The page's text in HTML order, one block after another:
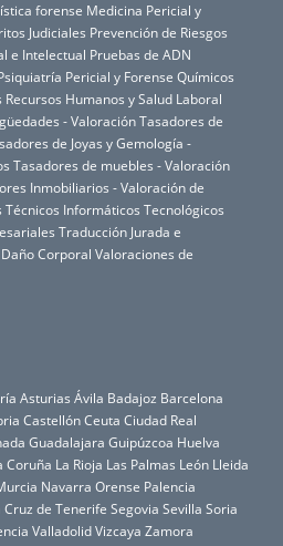
forense Medicina Pericial y
Judiciales Prevención de Riesgos
e Intelectual Pruebas de ADN
Pericial y Forense Químicos
Recursos Humanos y Salud Laboral
- ValoraciónTasadores de
de Joyas y Gemología -
Tasadores de muebles - Valoración
Inmobiliarios - Valoración de
Técnicos Informáticos Tecnológicos
Traducción Jurada e
Corporal Valoraciones de
Asturias Ávila Badajoz Barcelona
CastellónCeuta Ciudad Real
Guadalajara Guipúzcoa Huelva
Coruña La Rioja Las Palmas León Lleida
Navarra Orense Palencia
Cruz de Tenerife Segovia Sevilla Soria
ValladolidVizcaya Zamora